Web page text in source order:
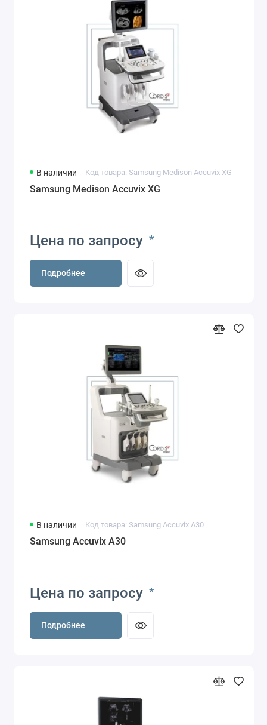
В наличии Код товара: Samsung Medison Accuvix XG
Samsung Medison Accuvix XG
Цена по запросу *
Подробнее
В наличии Код товара: Samsung Accuvix A30
Samsung Accuvix A30
Цена по запросу *
Подробнее